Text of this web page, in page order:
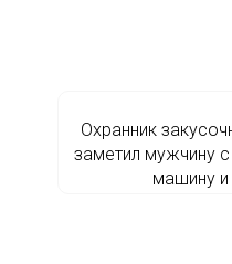
Охранник
заметил мужчину
машину и